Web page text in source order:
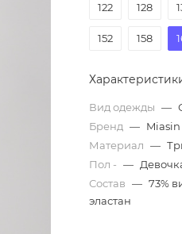
122
128
152 158
Вид одежды —
Бренд — Miasin
Материал —
Пол - —
Состав — 73%
эластан